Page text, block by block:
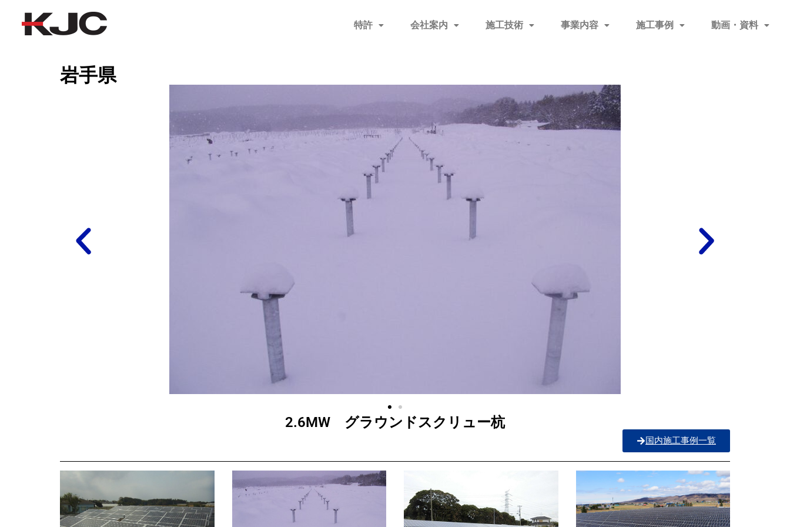
特許 会社案内 施工技術 事業内容 施工事例 動画・資料
岩手県
岩手県
2.6MW グラウンドスクリュー杭
国内施工事例一覧